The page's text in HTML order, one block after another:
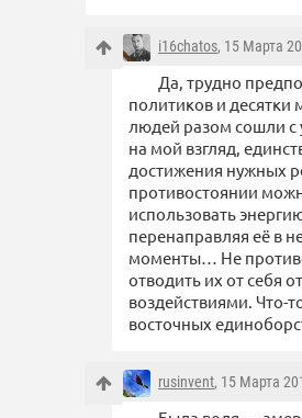
i16chatos, 15 Марта
Да, трудно
политиков и
людей разом сошли с
на мой взгляд,
достижения нужных
противостоянии
использовать
перенаправляя её в
моменты… Не
отводить их от себя
воздействиями. Что-
восточных
rusinvent, 15 Марта